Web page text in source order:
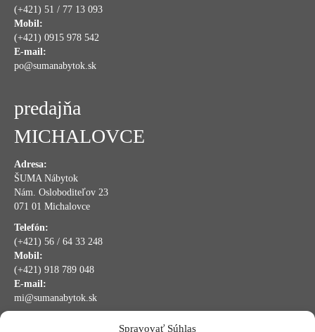
Spravovať Súhlas
(+421) 51 / 77 13 093
Mobil:
(+421) 0915 978 542
E-mail:
po@sumanabytok.sk
predajňa
MICHALOVCE
Adresa:
ŠUMA Nábytok
Nám. Osloboditeľov 23
071 01 Michalovce
Telefón:
(+421) 56 / 64 33 248
Mobil:
(+421) 918 789 048
E-mail:
mi@sumanabytok.sk